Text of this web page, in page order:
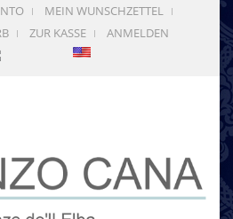
MEIN WUNSCHZETTEL
ZUR KASSE ANMELDEN